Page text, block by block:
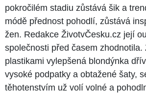
pokročilém stadiu zůstává šik a
módě přednost pohodlí, zůstává
žen. Redakce ŽivotvČesku.cz její
společnosti před časem zhodnotila.
plastikami vylepšená blondýnka
vysoké podpatky a obtažené šaty,
těhotenstvím už volí volné a